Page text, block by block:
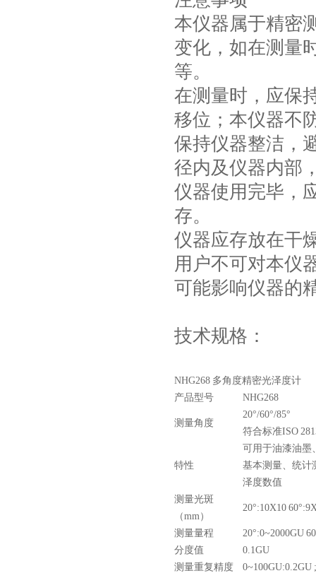
本仪器属于精密
变化，如在测量
等。
在测量时，应保
移位；本仪器不
保持仪器整洁，
径内及仪器内部
仪器使用完毕，
存。
仪器应存放在干
用户不可对本仪
可能影响仪器的
技术规格：
NHG268 多角度精密光泽度计
产品型号
NHG268
测量角度
20°/60°/85°
符合标准ISO
特性
可用于油漆油墨
基本测量、统计
泽度数值
测量光斑
（mm）
20°:10X10
测量量程
20°:0~2000GU
分度值
0.1GU
测量重复精度
0~100GU:0.2GU